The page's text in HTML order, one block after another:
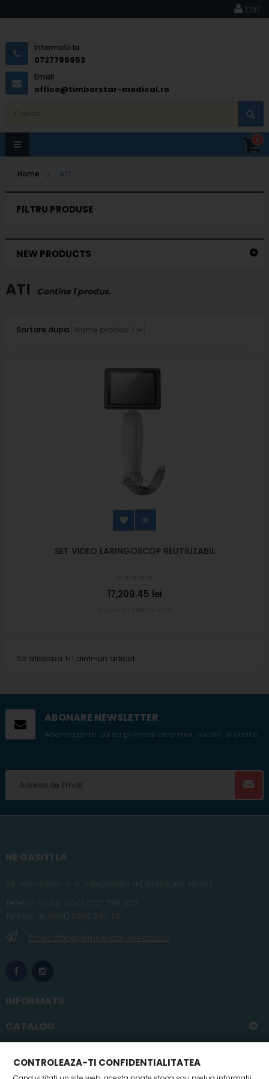
Informatii la
0727795952
Email
office@timberstar-medical.ro
navigation
0
Home > ATI
FILTRU PRODUSE
NEW PRODUCTS
ATI Contine 1 produs.
Sortare dupa
SET VIDEO LARINGOSCOP REUTILIZABIL
17,209.45 lei
Se afiseaza 1-1 dintr-un articol
ABONARE NEWSLETTER
Aboneaza-te ca sa primesti cele mai noi stiri si oferte
NE GASITI LA
Str. Narciselor, nr. 8, Sângeorgiu de Mureș jud . Mureș
Telefon mobil (004) 0727 795 952
Telefon fix: (004) 0265 265 110
Email: office@timberstar-medical.ro
INFORMATII
CATALOG
CONTROLEAZA-TI CONFIDENTIALITATEA